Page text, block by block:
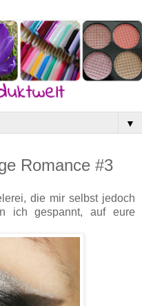
▼
Romance #3
die mir selbst jedoch
ich gespannt, auf eure